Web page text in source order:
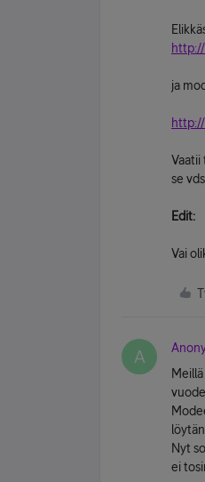
ja
Vaatii
se
Edit:
Vai
A
Nyt
ei